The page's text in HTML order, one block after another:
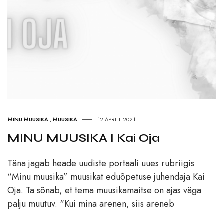
MINU MUUSIKA ,MUUSIKA 12.APRILL 2021
MINU MUUSIKA I Kai Oja
Täna jagab heade uudiste portaali uues rubriigis
“Minu muusika” muusikat eduõpetuse juhendaja Kai
Oja. Ta sõnab, et tema muusikamaitse on ajas väga
palju muutuv. “Kui mina arenen, siis areneb